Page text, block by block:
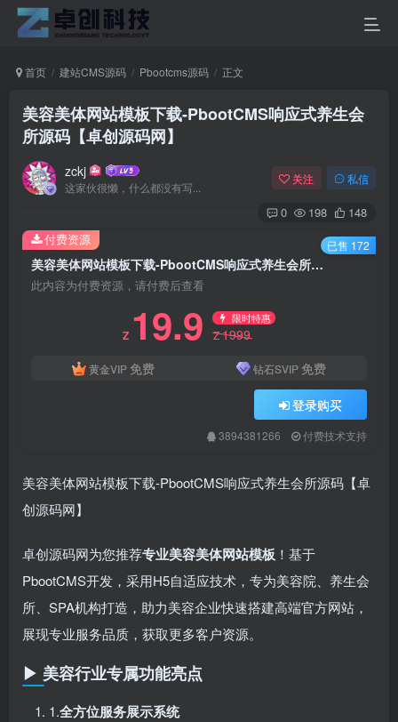
首页 建站CMS源码 Pbootcms源码 正文
美容美体网站模板下载-PbootCMS响应式养生会
所源码【卓创源码网】
zckj
这家伙很懒，什么都没有写...
关注 私信
0 198 148
美容美体网站模板下载-PbootCMS响应式养生会所源码【卓创源码网】
此内容为付费资源，请付费后查看
Z 19.9 限时特惠
Z1999
黄金VIP 免费 钻石SVIP 免费
登录购买
3894381266 付费技术支持
付费资源 已售 172
美容美体网站模板下载-PbootCMS响应式养生会所源码【卓
创源码网】
卓创源码网为您推荐专业美容美体网站模板 ​！基于
PbootCMS开发，采用H5自适应技术，专为美容院、养生会
所、SPA机构打造，助力美容企业快速搭建高端官方网站，
展现专业服务品质，获取更多客户资源。
▶ 美容行业专属功能亮点
1.​全方位服务展示系统